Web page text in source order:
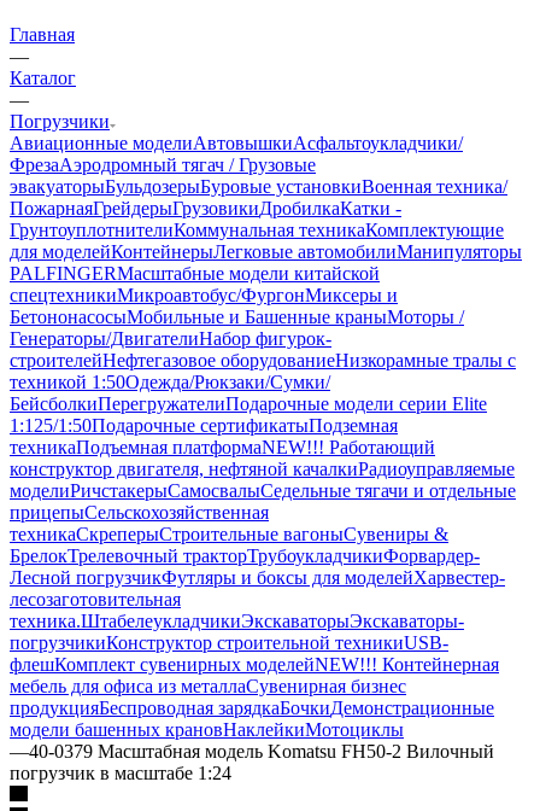
Главная
—
Каталог
—
Погрузчики
Авиационные моделиАвтовышкиАсфальтоукладчики/
ФрезаАэродромный тягач / Грузовые
эвакуаторыБульдозерыБуровые установкиВоенная техника/
ПожарнаяГрейдерыГрузовикиДробилкаКатки -
ГрунтоуплотнителиКоммунальная техникаКомплектующие
для моделейКонтейнерыЛегковые автомобилиМанипуляторы
PALFINGERМасштабные модели китайской
спецтехникиМикроавтобус/ФургонМиксеры и
БетононасосыМобильные и Башенные краныМоторы /
Генераторы/ДвигателиНабор фигурок-
строителейНефтегазовое оборудованиеНизкорамные тралы с
техникой 1:50Одежда/Рюкзаки/Сумки/
БейсболкиПерегружателиПодарочные модели серии Elite
1:125/1:50Подарочные сертификатыПодземная
техникаПодъемная платформаNEW!!! Работающий
конструктор двигателя, нефтяной качалкиРадиоуправляемые
моделиРичстакерыСамосвалыСедельные тягачи и отдельные
прицепыСельскохозяйственная
техникаСкреперыСтроительные вагоныСувениры &
БрелокТрелевочный тракторТрубоукладчикиФорвардер-
Лесной погрузчикФутляры и боксы для моделейХарвестер-
лесозаготовительная
техника.ШтабелеукладчикиЭкскаваторыЭкскаваторы-
погрузчикиКонструктор строительной техникиUSB-
флешКомплект сувенирных моделейNEW!!! Контейнерная
мебель для офиса из металлаСувенирная бизнес
продукцияБеспроводная зарядкаБочкиДемонстрационные
модели башенных крановНаклейкиМотоциклы
—40-0379 Масштабная модель Komatsu FH50-2 Вилочный
погрузчик в масштабе 1:24